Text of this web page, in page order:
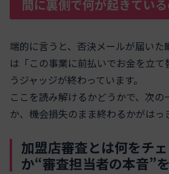
間に裏側で何が起きてい
端的に言うと、否決メールが届いた
は「この事業に前払いでお金を立て
うジャッジが終わっています。
ここを読み解けるかどうかで、次
か、機会損失のまま終わるかがはっ
加盟店審査とは何をチ
か“審査担当者の本音”